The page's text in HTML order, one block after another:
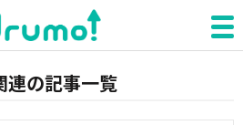
連の記事一覧